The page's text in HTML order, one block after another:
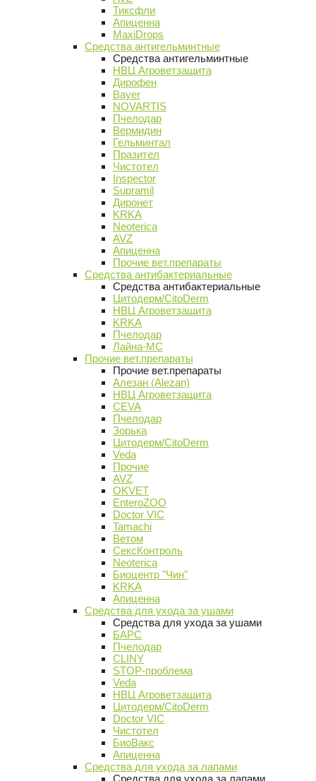
Тиксфли
Апиценна
MaxiDrops
Средства антигельминтные
Средства антигельминтные
НВЦ Агроветзащита
Дирофен
Bayer
NOVARTIS
Пчелодар
Вермидин
Гельминтал
Празител
Чистотел
Inspector
Supramil
Диронет
KRKA
Neoterica
AVZ
Апиценна
Прочие вет.препараты
Средства антибактериальные
Средства антибактериальные
Цитодерм/CitoDerm
НВЦ Агроветзащита
KRKA
Пчелодар
Лайна-МС
Прочие вет.препараты
Прочие вет.препараты
Алезан (Alezan)
НВЦ Агроветзащита
CEVA
Пчелодар
Зорька
Цитодерм/CitoDerm
Veda
Прочие
AVZ
OKVET
EnteroZOO
Doctor VIC
Tamachi
Ветом
СексКонтроль
Neoterica
Биоцентр "Чин"
KRKA
Апиценна
Средства для ухода за ушами
Средства для ухода за ушами
БАРС
Пчелодар
CLINY
STOP-проблема
Veda
НВЦ Агроветзащита
Цитодерм/CitoDerm
Doctor VIC
Чистотел
БиоВакс
Апиценна
Средства для ухода за лапами
Средства для ухода за лапами